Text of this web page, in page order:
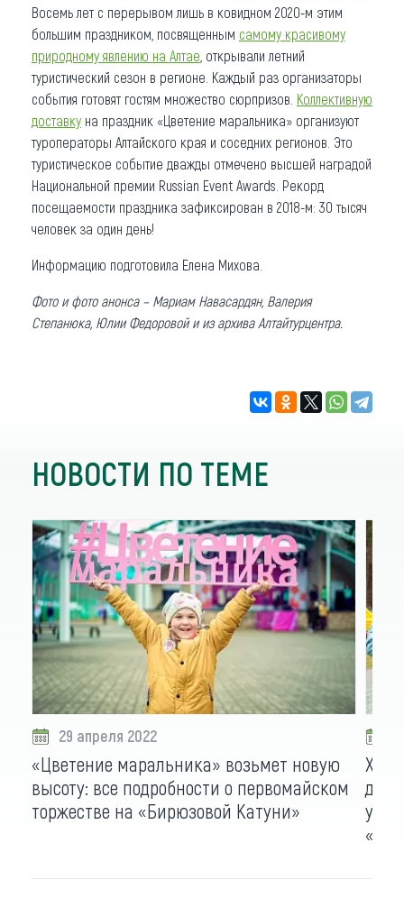
Восемь лет с перерывом лишь в ковидном 2020-м этим
большим праздником, посвященным самому красивому
природному явлению на Алтае , открывали летний
туристический сезон в регионе. Каждый раз организаторы
события готовят гостям множество сюрпризов. Коллективную
доставку на праздник «Цветение маральника» организуют
туроператоры Алтайского края и соседних регионов. Это
туристическое событие дважды отмечено высшей наградой
Национальной премии Russian Event Awards. Рекорд
посещаемости праздника зафиксирован в 2018-м: 30 тысяч
человек за один день!
Информацию подготовила Елена Михова.
Фото и фото анонса – Мариам Навасардян, Валерия
Степанюка, Юлии Федоровой и из архива Алтайтурцентра.
НОВОСТИ ПО ТЕМЕ
29 апреля 2022
«Цветение маральника» возьмет новую
высоту: все подробности о первомайском
торжестве на «Бирюзовой Катуни»